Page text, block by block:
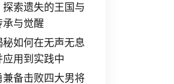
索遗失的王国与
与觉醒
如何在无声无息
用到实践中
备击败四大男将